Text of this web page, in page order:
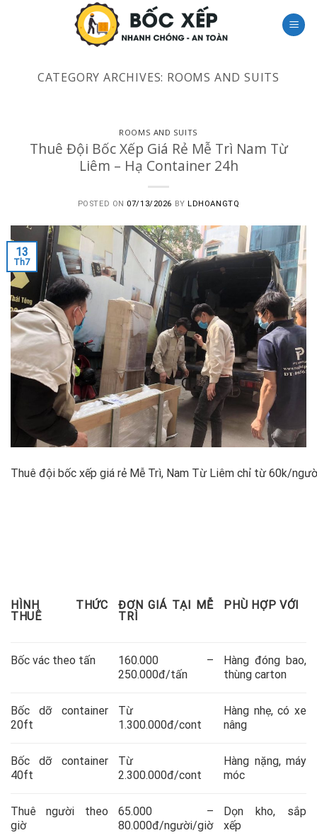
CATEGORY ARCHIVES: ROOMS AND SUITS
ROOMS AND SUITS
Thuê Đội Bốc Xếp Giá Rẻ Mễ Trì Nam Từ
Liêm – Hạ Container 24h
POSTED ON 07/13/2026 BYLDHOANGTQ
13
Th7
Thuê đội bốc xếp giá rẻ Mễ Trì, Nam Từ Liêm chỉ từ 60k/
HÌNH THỨC
THUÊ
ĐƠN GIÁ TẠI MỄ
TRÌ
PHÙ HỢP VỚI
Bốc vác theo tấn
160.000 –
250.000đ/tấn
Hàng đóng bao,
thùng carton
Bốc dỡ container
20ft
Từ
1.300.000đ/cont
Hàng nhẹ, có xe
nâng
Bốc dỡ container
40ft
Từ
2.300.000đ/cont
Hàng nặng, máy
móc
Thuê người theo
giờ
65.000 –
80.000đ/người/giờ
Dọn kho, sắp
xếp